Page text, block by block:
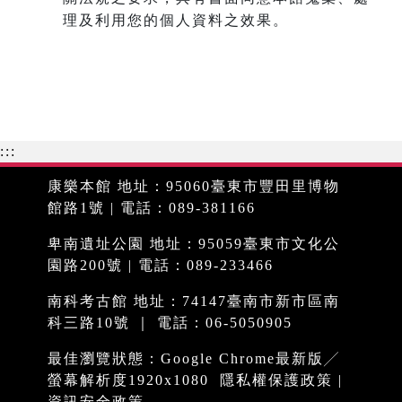
理及利用您的個人資料之效果。
:::
康樂本館 地址：95060臺東市豐田里博物
館路1號 | 電話：089-381166
卑南遺址公園 地址：95059臺東市文化公
園路200號 | 電話：089-233466
南科考古館 地址：74147臺南市新市區南
科三路10號 ｜ 電話：06-5050905
最佳瀏覽狀態：Google Chrome最新版╱
螢幕解析度1920x1080
隱私權保護政策 |